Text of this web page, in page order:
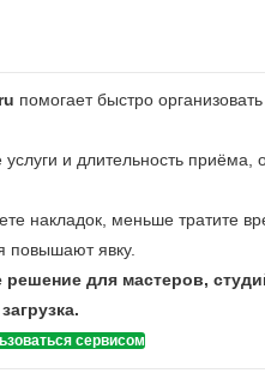
помогает быстро
услуги и длительность
накладок, меньше тратите
повышают явку.
решение для мастеров,
сервисом